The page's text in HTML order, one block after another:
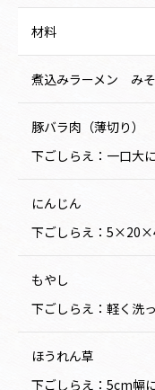
材料
煮込みラーメン み
豚バラ肉（薄切り）
下ごしらえ：一口大
にんじん
下ごしらえ：
もやし
下ごしらえ：軽く洗
ほうれん草
下ごしらえ：5cm幅